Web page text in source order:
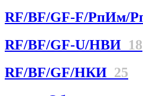
RF/BF/GF-F/РпИм/
RF/BF/GF-U/НBИ 18
RF/BF/GF/НКИ 25